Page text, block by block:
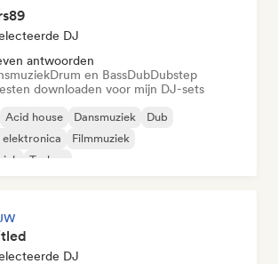
DJ
antwoorden
Drum en BassDubDubstep
downloaden voor mijn DJ-sets
Acid house Dansmuziek
Dub
elektronica
Filmmuziek
Techno
DJ